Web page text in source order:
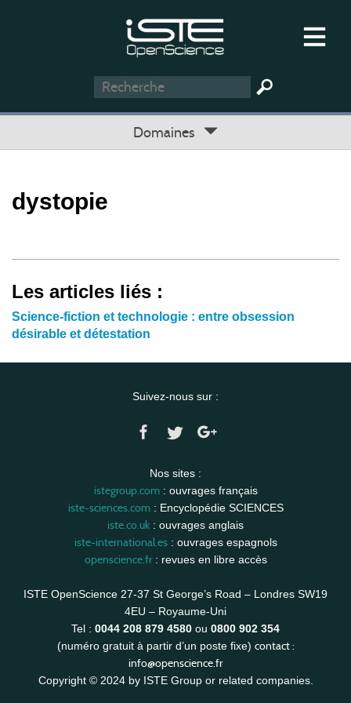
Domaines
dystopie
Les articles liés :
Science-fiction et technologie : entre obsession
désirable et détestation
Suivez-nous sur :
Nos sites :
istegroup.com: ouvrages français
iste-sciences.com: Encyclopédie SCIENCES
iste.co.uk : ouvrages anglais
iste-international.es: ouvrages espagnols
openscience.fr: revues en libre accès
ISTE OpenScience 27-37 St George’s Road – Londres SW19
4EU – Royaume-Uni
Tel : 0044 208 879 4580 ou 0800 902 354
(numéro gratuit à partir d’un poste fixe) contact :
info@openscience.fr
Copyright © 2024 by ISTE Group or related companies.